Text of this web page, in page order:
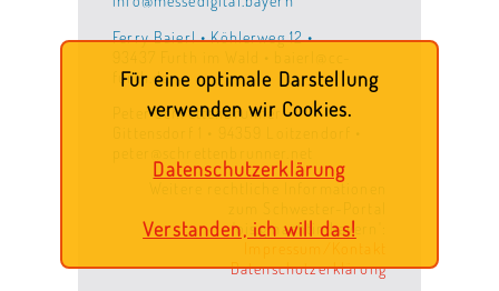
Ferry Baierl • Köhlerweg 12 •
furth.de
Peter Schrettenbrunner •
Weitere rechtliche Informationen
'ois.gmachtin.bayern':
Datenschutzerklärung
Für eine optimale Darstellung
verwenden wir Cookies.
Datenschutzerklärung
Verstanden, ich will das!